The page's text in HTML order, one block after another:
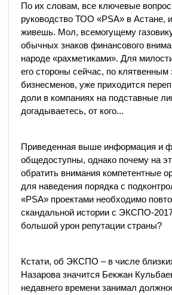
По их словам, все ключевые
руководство ТОО «PSA» в Астане,
живешь. Мол, всемогущему
обычных знаков финансового
народе «рахметиками». Для
его стороны сейчас, по клятвенным
бизнесменов, уже приходится
доли в компаниях на подставные
догадываетесь, от кого...
Приведенная выше информация и
общедоступны, однако почему на
обратить внимания компетентные
для наведения порядка с
«PSA» проектами необходимо
скандальной истории с ЭКСПО-
большой урон репутации страны?
Кстати, об ЭКСПО – в числе
Назарова значится Бекжан
недавнего времени занимал